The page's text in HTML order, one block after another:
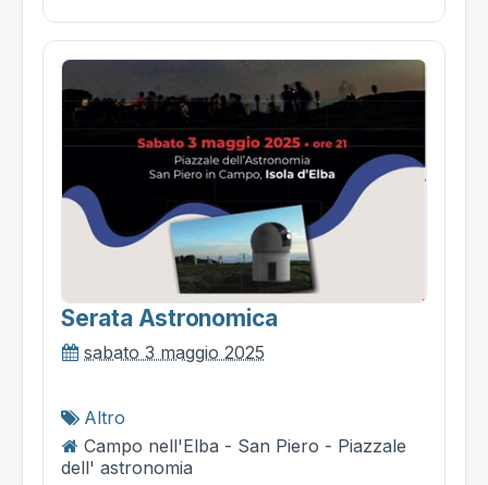
Serata Astronomica
sabato 3 maggio 2025
Altro
Campo nell'Elba - San Piero - Piazzale
dell' astronomia